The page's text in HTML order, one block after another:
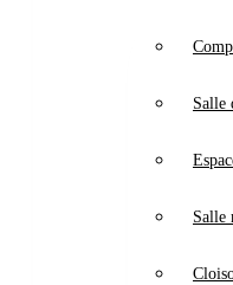
Salle
Salle